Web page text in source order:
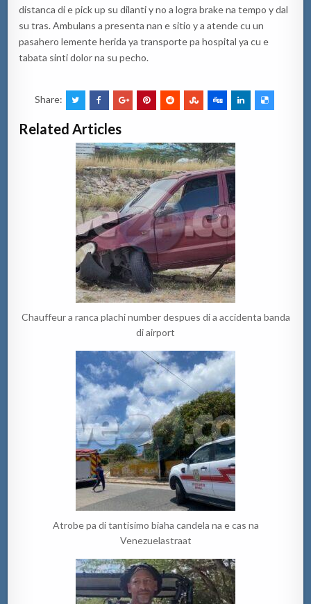
distanca di e pick up su dilanti y no a logra brake na tempo y dal
su tras. Ambulans a presenta nan e sitio y a atende cu un
pasahero lemente herida ya transporte pa hospital ya cu e
tabata sinti dolor na su pecho.
Share:
Related Articles
Chauffeur a ranca plachi number despues di a accidenta banda
di airport
Atrobe pa di tantisimo biaha candela na e cas na
Venezuelastraat